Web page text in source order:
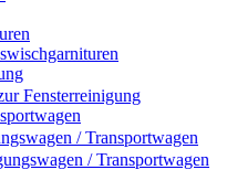
Fensterreinigung
/ Transportwagen
/ Transportwagen